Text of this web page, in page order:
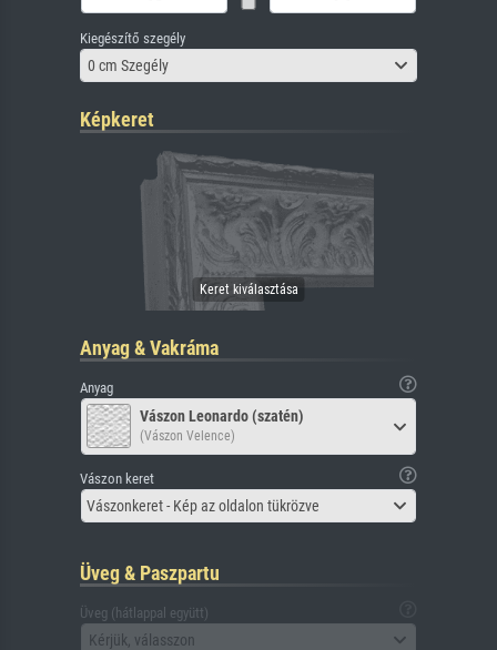
Kiegészítő szegély
0 cm Szegély
Képkeret
Anyag & Vakráma
Anyag
Vászon Leonardo (szatén)
(Vászon Velence)
Vászon keret
Vászonkeret - Kép az oldalon tükrözve
Üveg & Paszpartu
Üveg (hátlappal együtt)
Kérjük, válasszon